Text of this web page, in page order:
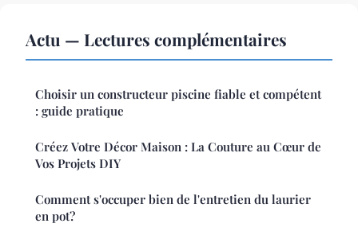
Actu — Lectures complémentaires
Choisir un constructeur piscine fiable et compétent
: guide pratique
Créez Votre Décor Maison : La Couture au Cœur de
Vos Projets DIY
Comment s'occuper bien de l'entretien du laurier
en pot?